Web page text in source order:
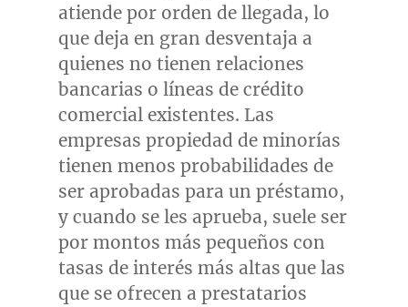
atiende por orden de llegada, lo
que deja en gran desventaja a
quienes no tienen relaciones
bancarias o líneas de crédito
comercial existentes. Las
empresas propiedad de minorías
tienen menos probabilidades de
ser aprobadas para un préstamo,
y cuando se les aprueba, suele ser
por montos más pequeños con
tasas de interés más altas que las
que se ofrecen a prestatarios